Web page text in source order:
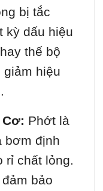
bị tắc
kỳ dấu hiệu
thế bộ
giảm hiệu
Phớt là
bơm định
rỉ chất lỏng.
bảo